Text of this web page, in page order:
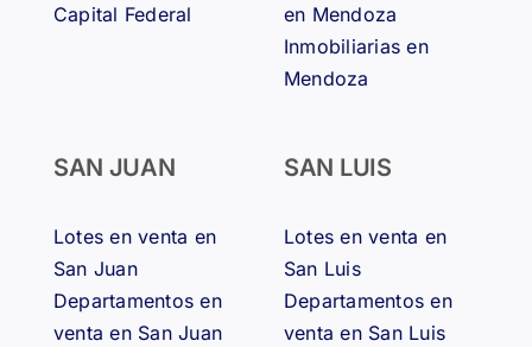
Capital Federal
en Mendoza
Inmobiliarias en
Mendoza
SAN JUAN
Lotes en venta en
San Juan
Departamentos en
venta en San Juan
SAN LUIS
Lotes en venta en
San Luis
Departamentos en
venta en San Luis